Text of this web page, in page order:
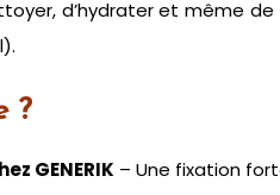
d’hydrater et même de
?
GENERIK – Une fixation